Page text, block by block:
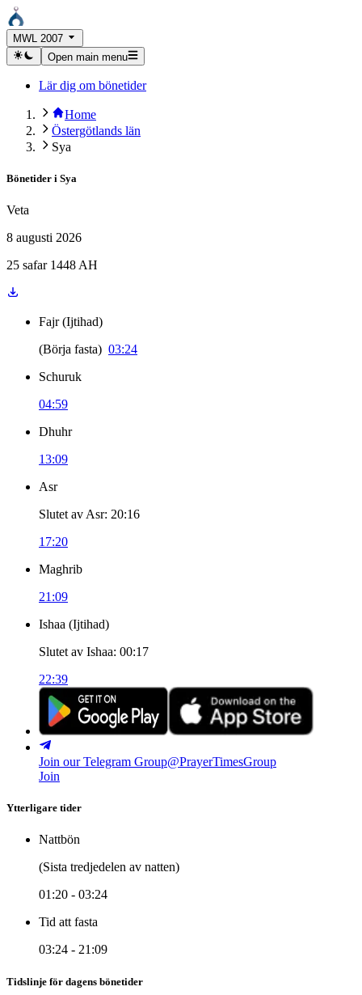
MWL 2007
Open main menu
Lär dig om bönetider
Home
Östergötlands län
Sya
Bönetider i Sya
Veta
8 augusti 2026
25 safar 1448 AH
Fajr (Ijtihad)
(Börja fasta) 03:24
Schuruk
04:59
Dhuhr
13:09
Asr
Slutet av Asr: 20:16
17:20
Maghrib
21:09
Ishaa (Ijtihad)
Slutet av Ishaa: 00:17
22:39
Join our Telegram Group@PrayerTimesGroup
Join
Ytterligare tider
Nattbön
(Sista tredjedelen av natten)
01:20 - 03:24
Tid att fasta
03:24 - 21:09
Tidslinje för dagens bönetider